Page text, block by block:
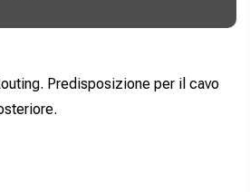
Predisposizione per il cavo